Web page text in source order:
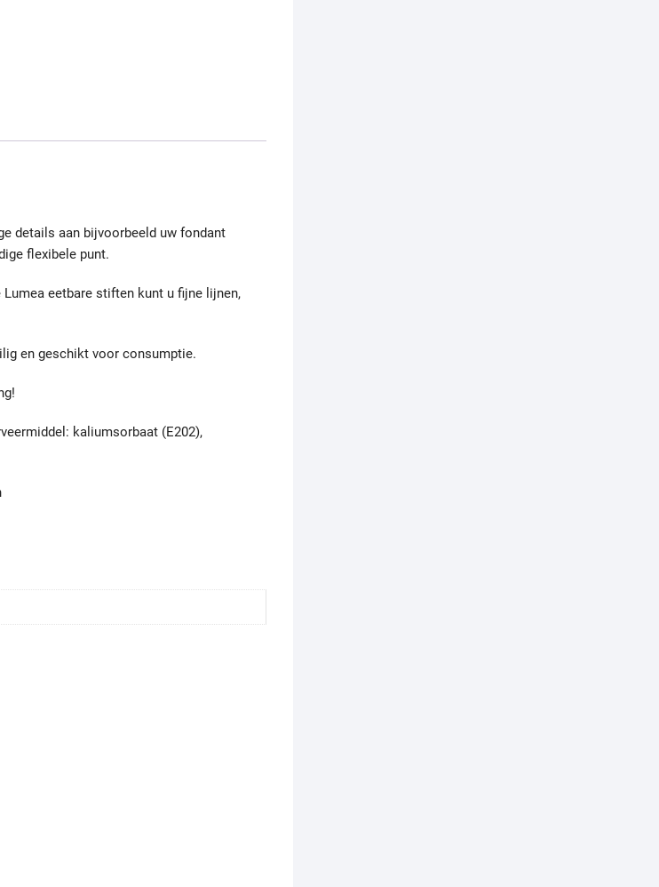
details aan bijvoorbeeld uw fondant
flexibele punt.
eetbare stiften kunt u fijne lijnen,
en geschikt voor consumptie.
kaliumsorbaat (E202),